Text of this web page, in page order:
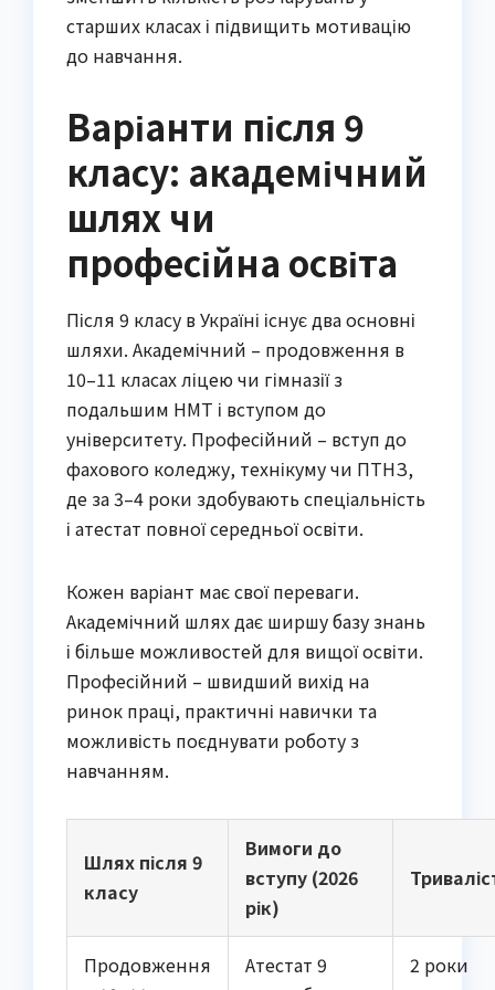
старших класах і підвищить мотивацію
до навчання.
Варіанти після 9
класу: академічний
шлях чи
професійна освіта
Після 9 класу в Україні існує два основні
шляхи. Академічний – продовження в
10–11 класах ліцею чи гімназії з
подальшим НМТ і вступом до
університету. Професійний – вступ до
фахового коледжу, технікуму чи ПТНЗ,
де за 3–4 роки здобувають спеціальність
і атестат повної середньої освіти.
Кожен варіант має свої переваги.
Академічний шлях дає ширшу базу знань
і більше можливостей для вищої освіти.
Професійний – швидший вихід на
ринок праці, практичні навички та
можливість поєднувати роботу з
навчанням.
Шлях після 9
класу
Вимоги до
вступу (2026
рік)
Продовження
Атестат 9
2 роки